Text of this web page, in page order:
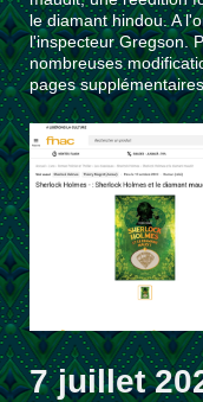
le diamant hindou. A
l'inspecteur Gregson.
nombreuses
pages
7 juillet